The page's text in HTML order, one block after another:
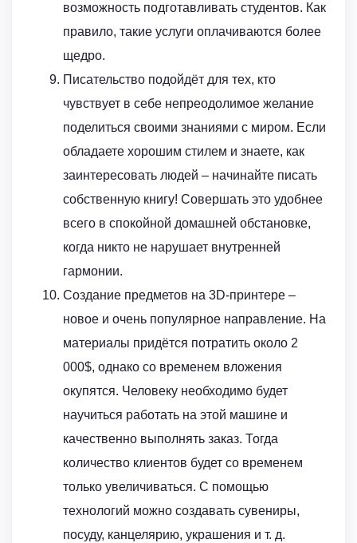
возможность подготавливать студентов. Как
правило, такие услуги оплачиваются более
щедро.
Писательство подойдёт для тех, кто
чувствует в себе непреодолимое желание
поделиться своими знаниями с миром. Если
обладаете хорошим стилем и знаете, как
заинтересовать людей – начинайте писать
собственную книгу! Совершать это удобнее
всего в спокойной домашней обстановке,
когда никто не нарушает внутренней
гармонии.
Создание предметов на 3D-принтере –
новое и очень популярное направление. На
материалы придётся потратить около 2
000$, однако со временем вложения
окупятся. Человеку необходимо будет
научиться работать на этой машине и
качественно выполнять заказ. Тогда
количество клиентов будет со временем
только увеличиваться. С помощью
технологий можно создавать сувениры,
посуду, канцелярию, украшения и т. д.